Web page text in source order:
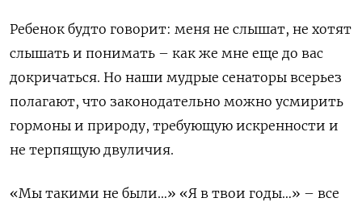
Ребенок будто говорит: меня не слышат, не хотят
слышать и понимать – как же мне еще до вас
докричаться. Но наши мудрые сенаторы всерьез
полагают, что законодательно можно усмирить
гормоны и природу, требующую искренности и
не терпящую двуличия.
«Мы такими не были…» «Я в твои годы…» – все